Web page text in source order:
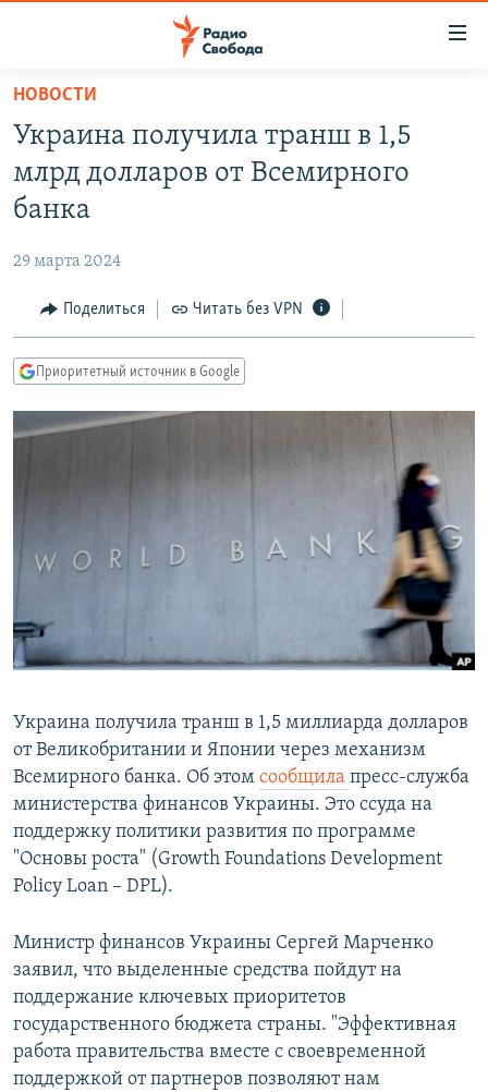
упрощенного
доступа
основному
Вернутся
Вернутся
поиску
ПОДКАСТЫ
АВТОРСКИЕ ПРОЕКТЫ
МНЕНИЯ
КУЛЬТУРА
КАВКАЗ.РЕАЛИИ
СЕВЕР.РЕАЛИИ
РАСПИСАНИЕ ВЕЩАНИЯ
ПОДПИШИТЕСЬ НА РАССЫЛКУ
Все сайты РСЕ/РС
НОВОСТИ
Украина получила транш в 1,5
млрд долларов от Всемирного
банка
29 марта 2024
Поделиться Читать без VPN
Приоритетный источник в Google
Украина получила транш в 1,5 миллиарда долларов
от Великобритании и Японии через механизм
Всемирного банка. Об этом сообщила пресс-служба
министерства финансов Украины. Это ссуда на
поддержку политики развития по программе
"Основы роста" (Growth Foundations Development
Policy Loan – DPL).
Министр финансов Украины Сергей Марченко
заявил, что выделенные средства пойдут на
поддержание ключевых приоритетов
государственного бюджета страны. "Эффективная
работа правительства вместе с своевременной
поддержкой от партнеров позволяют нам